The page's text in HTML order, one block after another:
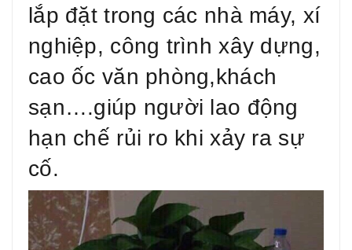
lắp đặt trong các nhà máy, xí
nghiệp, công trình xây dựng,
cao ốc văn phòng,khách
sạn….giúp người lao động
hạn chế rủi ro khi xảy ra sự
cố.